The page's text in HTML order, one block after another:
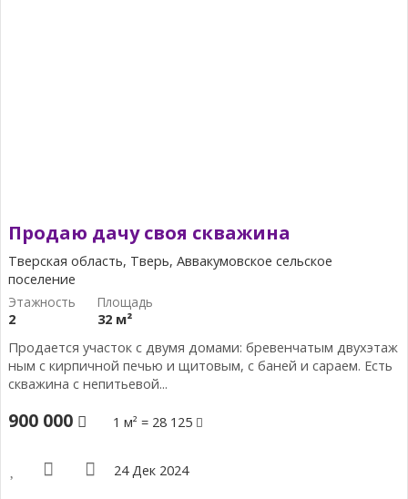
Продаю дачу своя скважина
Тверская область, Тверь, Аввакумовское сельское
поселение
2
32 м²
Продается участок с двумя домами: бревенчатым двухэтаж
ным с кирпичной печью и щитовым, с баней и сараем. Есть
скважина с непитьевой...
900 000 1 м² = 28 125
24 Дек 2024